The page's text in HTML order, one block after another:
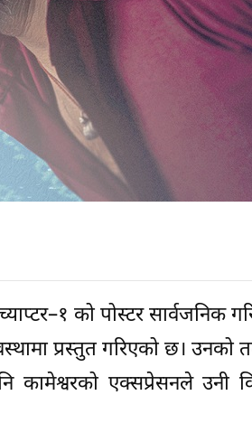
को पोस्टर सार्वजनिक
प्रस्तुत गरिएको छ। उनको
कामेश्वरको एक्सप्रेसनले उनी